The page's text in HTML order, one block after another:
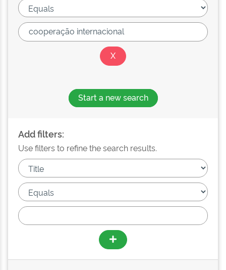
Start a new search
Add filters:
Use filters to refine the search results.